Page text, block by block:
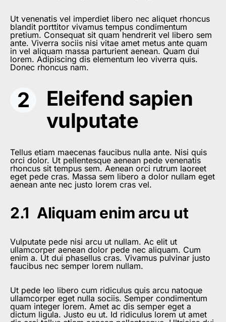
Ut venenatis vel imperdiet libero nec aliquet rhoncus
blandit porttitor vivamus tempus condimentum
pretium. Consequat sit quam hendrerit vel libero sem
ante. Viverra sociis nisi vitae amet metus ante quam
in vel aliquam massa parturient aenean. Quam dui
lorem. Adipiscing dis elementum leo viverra quis.
Donec rhoncus nam.
Eleifend sapien
vulputate
Tellus etiam maecenas faucibus nulla ante. Nisi quis
orci dolor. Ut pellentesque aenean pede venenatis
rhoncus sit tempus sem. Aenean orci rutrum laoreet
eget pede cras. Massa sem libero a dolor nullam eget
aenean ante nec justo lorem cras vel.
Aliquam enim arcu ut
Vulputate pede nisi arcu ut nullam. Ac elit ut
ullamcorper aenean dolor pede nec aliquam. Cum
enim a. Ut dui phasellus cras. Vivamus pulvinar justo
faucibus nec semper lorem nullam.
Ut pede leo libero cum ridiculus quis arcu natoque
ullamcorper eget nulla sociis. Semper condimentum
quam integer lorem. Amet ac dis semper eget a
dictum ligula. Justo eu ut. Id ridiculus lorem ut amet